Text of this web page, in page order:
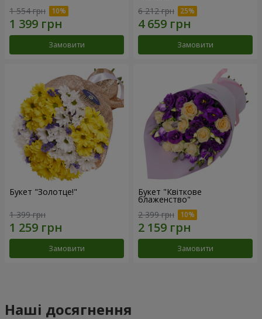
1 554 грн
Замовити
6 212 грн
Замовити
Букет "Золотце!"
1 399 грн
Замовити
Букет "Квіткове
блаженство"
2 399 грн
Замовити
Наші досягнення